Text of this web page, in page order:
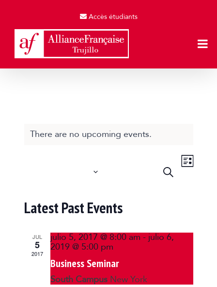
Accès étudiants
There are no upcoming events.
Events
Views
Search
Event
Views
Latest Past Events
JUL
5
2017
julio 5, 2017 @ 8:00 am - julio 6,
2019 @ 5:00 pm
Business Seminar
South Campus New York